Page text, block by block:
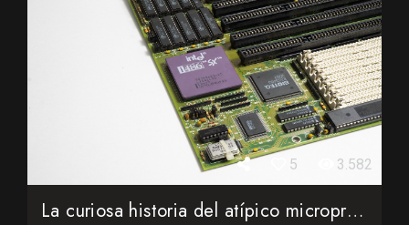
5 3.582
La curiosa historia del atípico microprocesador 486SX de In...